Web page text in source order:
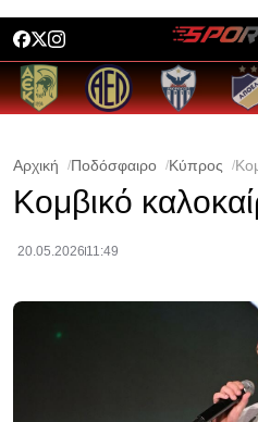
Αρχική Ποδόσφαιρο Κύπρος
Κομβικό
20.05.2026 11:49